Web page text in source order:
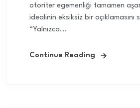
otoriter egemenliği tamamen
idealinin eksiksiz bir açıklamasını
“Yalnızca...
Continue Reading